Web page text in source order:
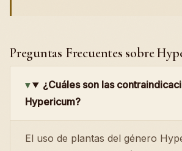
Preguntas Frecuentes sobre
¿Cuáles son las
Hypericum?
El uso de plantas del género